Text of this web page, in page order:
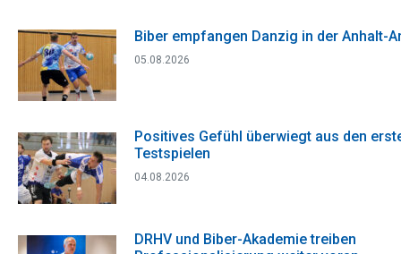
Biber empfangen Danzig in der Anhalt-
05.08.2026
Positives Gefühl überwiegt aus den
Testspielen
04.08.2026
DRHV und Biber-Akademie treiben